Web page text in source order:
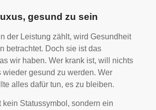
gesund zu sein
der Leistung zählt, wird Gesundheit
betrachtet. Doch sie ist das
wir haben. Wer krank ist, will nichts
wieder gesund zu werden. Wer
alles dafür tun, es zu bleiben.
kein Statussymbol, sondern ein